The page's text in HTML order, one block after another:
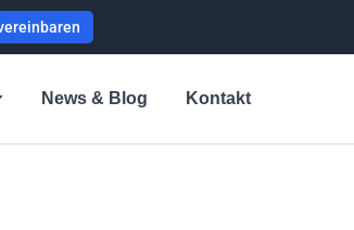
News & Blog Kontakt